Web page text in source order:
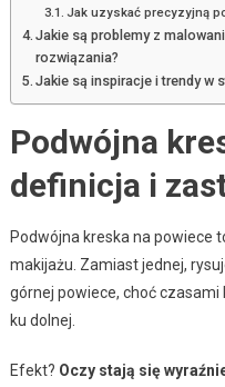
Jak uzyskać precyzyjną
Jakie są problemy z
rozwiązania?
Jakie są inspiracje i trendy w
Podwójna
definicja i
Podwójna kreska na powiece
makijażu. Zamiast jednej,
górnej powiece, choć
ku dolnej.
Efekt? Oczy stają się